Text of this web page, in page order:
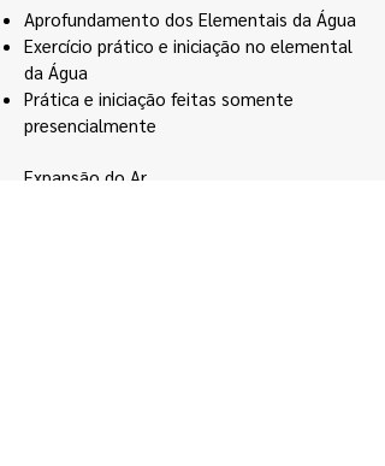
Aprofundamento dos Elementais da Água
Exercício prático e iniciação no elemental
da Água
Prática e iniciação feitas somente
presencialmente
Expansão do Ar